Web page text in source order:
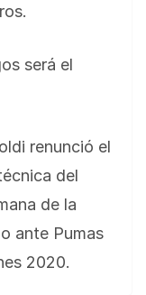
será el
renunció el
del
de la
ante Pumas
2020.